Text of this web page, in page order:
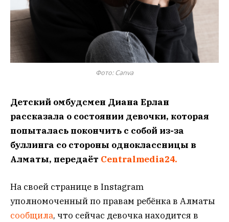
Фото: Canva
Детский омбудсмен Диана Ерлан
рассказала о состоянии девочки, которая
попыталась покончить с собой из-за
буллинга со стороны одноклассницы в
Алматы, передаёт Centralmedia24.
На своей странице в Instagram
уполномоченный по правам ребёнка в Алматы
сообщила, что сейчас девочка находится в